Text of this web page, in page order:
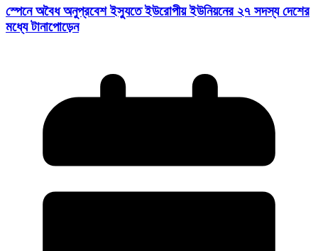
স্পেনে অবৈধ অনুপ্রবেশ ইস্যুতে ইউরোপীয় ইউনিয়নের ২৭ সদস্য দেশের
মধ্যে টানাপোড়েন